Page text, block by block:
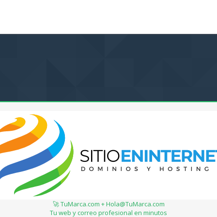
🚀 TuMarca.com + Hola@TuMarca.com
Tu web y correo profesional en minutos